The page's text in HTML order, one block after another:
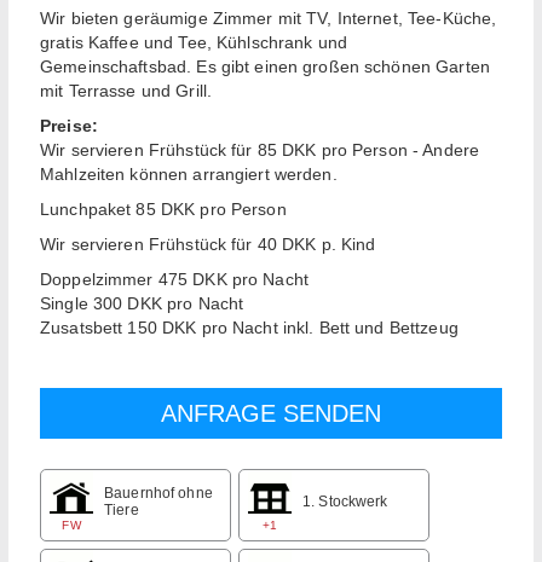
Wir bieten geräumige Zimmer mit TV, Internet, Tee-Küche,
gratis Kaffee und Tee, Kühlschrank und
Gemeinschaftsbad. Es gibt einen großen schönen Garten
mit Terrasse und Grill.
Preise:
Wir servieren Frühstück für 85 DKK pro Person - Andere
Mahlzeiten können arrangiert werden.
Lunchpaket 85 DKK pro Person
Wir servieren Frühstück für 40 DKK p. Kind
Doppelzimmer 475 DKK pro Nacht
Single 300 DKK pro Nacht
Zusatsbett 150 DKK pro Nacht inkl. Bett und Bettzeug
FW
Bauernhof ohne
Tiere
+1
1. Stockwerk